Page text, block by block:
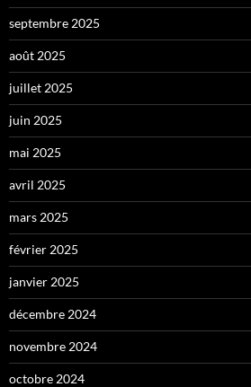
septembre 2025
août 2025
juillet 2025
juin 2025
mai 2025
avril 2025
mars 2025
février 2025
janvier 2025
décembre 2024
novembre 2024
octobre 2024